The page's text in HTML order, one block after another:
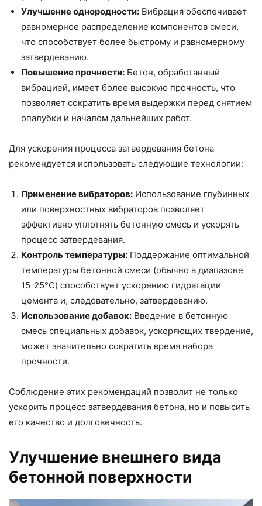
Улучшение однородности: Вибрация обеспечивает
равномерное распределение компонентов смеси,
что способствует более быстрому и равномерному
затвердеванию.
Повышение прочности: Бетон, обработанный
вибрацией, имеет более высокую прочность, что
позволяет сократить время выдержки перед снятием
опалубки и началом дальнейших работ.
Для ускорения процесса затвердевания бетона
рекомендуется использовать следующие технологии:
Применение вибраторов: Использование глубинных
или поверхностных вибраторов позволяет
эффективно уплотнять бетонную смесь и ускорять
процесс затвердевания.
Контроль температуры: Поддержание оптимальной
температуры бетонной смеси (обычно в диапазоне
15-25°C) способствует ускорению гидратации
цемента и, следовательно, затвердеванию.
Использование добавок: Введение в бетонную
смесь специальных добавок, ускоряющих твердение,
может значительно сократить время набора
прочности.
Соблюдение этих рекомендаций позволит не только
ускорить процесс затвердевания бетона, но и повысить
его качество и долговечность.
Улучшение внешнего вида
бетонной поверхности